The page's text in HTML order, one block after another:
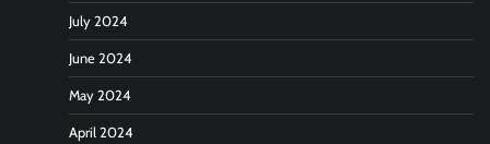
July 2024
June 2024
May 2024
April 2024